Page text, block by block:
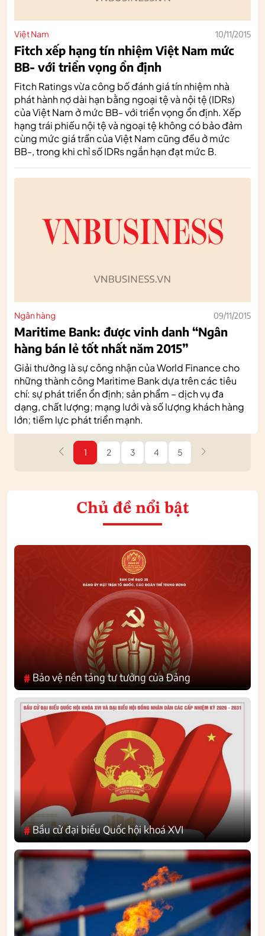
Việt Nam 10/11/2015
Fitch xếp hạng tín nhiệm Việt Nam mức
BB- với triển vọng ổn định
Fitch Ratings vừa công bố đánh giá tín nhiệm nhà
phát hành nợ dài hạn bằng ngoại tệ và nội tệ (IDRs)
của Việt Nam ở mức BB- với triển vọng ổn định. Xếp
hạng trái phiếu nội tệ và ngoại tệ không có bảo đảm
cùng mức giá trần của Việt Nam cũng đều ở mức
BB-, trong khi chỉ số IDRs ngắn hạn đạt mức B.
Ngân hàng 09/11/2015
Maritime Bank: được vinh danh “Ngân
hàng bán lẻ tốt nhất năm 2015”
Giải thưởng là sự công nhận của World Finance cho
những thành công Maritime Bank dựa trên các tiêu
chí: sự phát triển ổn định; sản phẩm – dịch vụ đa
dạng, chất lượng; mạng lưới và số lượng khách hàng
lớn; tiềm lực phát triển mạnh.
1 2 3 4 5
Chủ đề nổi bật
# Bảo vệ nền tảng tư tưởng của Đảng
#Bầu cử đại biểu Quốc hội khoá XVI